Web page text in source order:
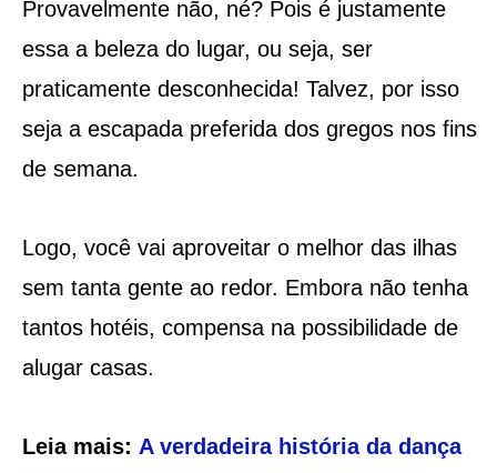
Provavelmente não, né? Pois é justamente
essa a beleza do lugar, ou seja, ser
praticamente desconhecida! Talvez, por isso
seja a escapada preferida dos gregos nos fins
de semana.
Logo, você vai aproveitar o melhor das ilhas
sem tanta gente ao redor. Embora não tenha
tantos hotéis, compensa na possibilidade de
alugar casas.
Leia mais: A verdadeira história da dança